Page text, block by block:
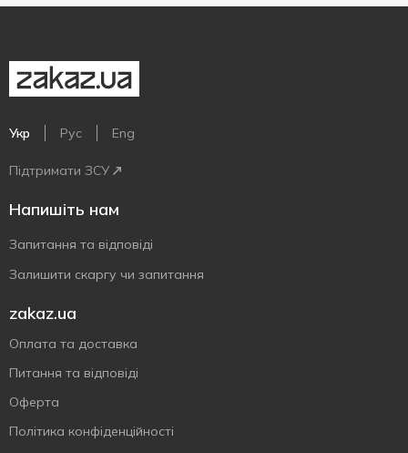
Укр Рус Eng
Підтримати ЗСУ
Напишіть нам
Запитання та відповіді
Залишити скаргу чи запитання
zakaz.ua
Оплата та доставка
Питання та відповіді
Оферта
Політика конфіденційності